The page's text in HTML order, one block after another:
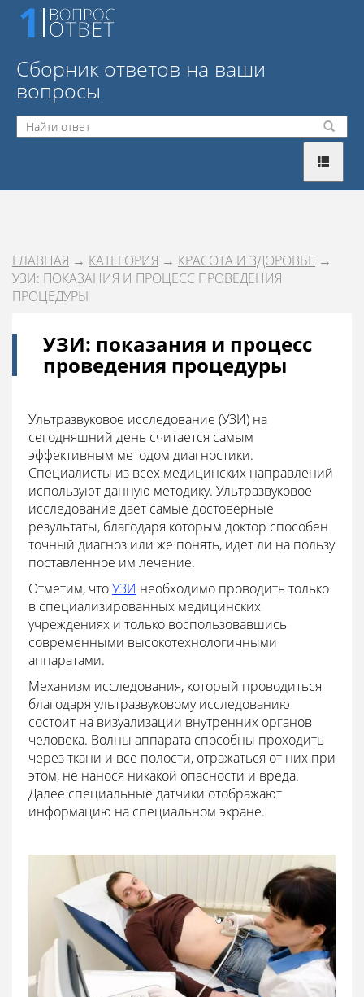
Сборник ответов на ваши
вопросы
ГЛАВНАЯ → КАТЕГОРИЯ → КРАСОТА И ЗДОРОВЬЕ →
УЗИ: ПОКАЗАНИЯ И ПРОЦЕСС ПРОВЕДЕНИЯ
ПРОЦЕДУРЫ
УЗИ: показания и процесс
проведения процедуры
Ультразвуковое исследование (УЗИ) на
сегодняшний день считается самым
эффективным методом диагностики.
Специалисты из всех медицинских направлений
используют данную методику. Ультразвуковое
исследование дает самые достоверные
результаты, благодаря которым доктор способен
точный диагноз или же понять, идет ли на пользу
поставленное им лечение.
Отметим, чтоУЗИ необходимо проводить только
в специализированных медицинских
учреждениях и только воспользовавшись
современными высокотехнологичными
аппаратами.
Механизм исследования, который проводиться
благодаря ультразвуковому исследованию
состоит на визуализации внутренних органов
человека. Волны аппарата способны проходить
через ткани и все полости, отражаться от них при
этом, не нанося никакой опасности и вреда.
Далее специальные датчики отображают
информацию на специальном экране.